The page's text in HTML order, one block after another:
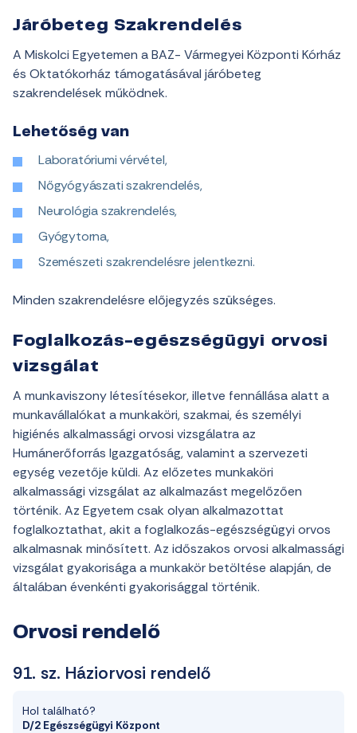
Járóbeteg Szakrendelés
A Miskolci Egyetemen a BAZ- Vármegyei Központi Kórház
és Oktatókorház támogatásával járóbeteg
szakrendelések működnek.
Lehetőség van
Laboratóriumi vérvétel,
Nőgyógyászati szakrendelés,
Neurológia szakrendelés,
Gyógytorna,
Szemészeti szakrendelésre jelentkezni.
Minden szakrendelésre előjegyzés szükséges.
Foglalkozás-egészségügyi orvosi
vizsgálat
A munkaviszony létesítésekor, illetve fennállása alatt a
munkavállalókat a munkaköri, szakmai, és személyi
higiénés alkalmassági orvosi vizsgálatra az
Humánerőforrás Igazgatóság, valamint a szervezeti
egység vezetője küldi. Az előzetes munkaköri
alkalmassági vizsgálat az alkalmazást megelőzően
történik. Az Egyetem csak olyan alkalmazottat
foglalkoztathat, akit a foglalkozás-egészségügyi orvos
alkalmasnak minősített. Az időszakos orvosi alkalmassági
vizsgálat gyakorisága a munkakör betöltése alapján, de
általában évenkénti gyakorisággal történik.
Orvosi rendelő
91. sz. Háziorvosi rendelő
Hol található?
D/2 Egészségügyi Központ